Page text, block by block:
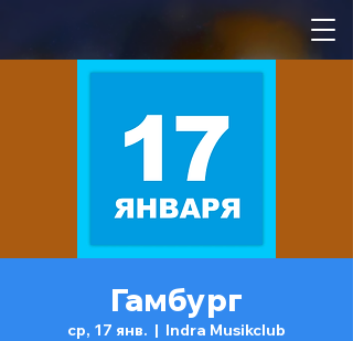
Гамбург
ср, 17 янв.
  |
Indra Musikclub